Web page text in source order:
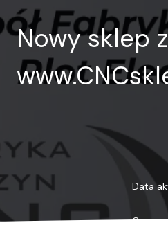
Nowy sklep
Data
Czas